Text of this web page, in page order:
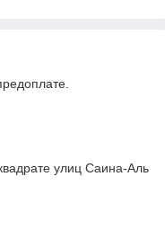
улиц Саина-Аль